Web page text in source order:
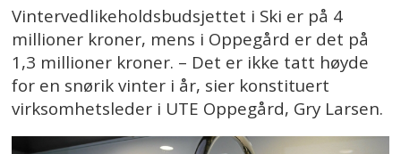
Vintervedlikeholdsbudsjettet i Ski er på 4
millioner kroner, mens i Oppegård er det på
1,3 millioner kroner. – Det er ikke tatt høyde
for en snørik vinter i år, sier konstituert
virksomhetsleder i UTE Oppegård, Gry Larsen.